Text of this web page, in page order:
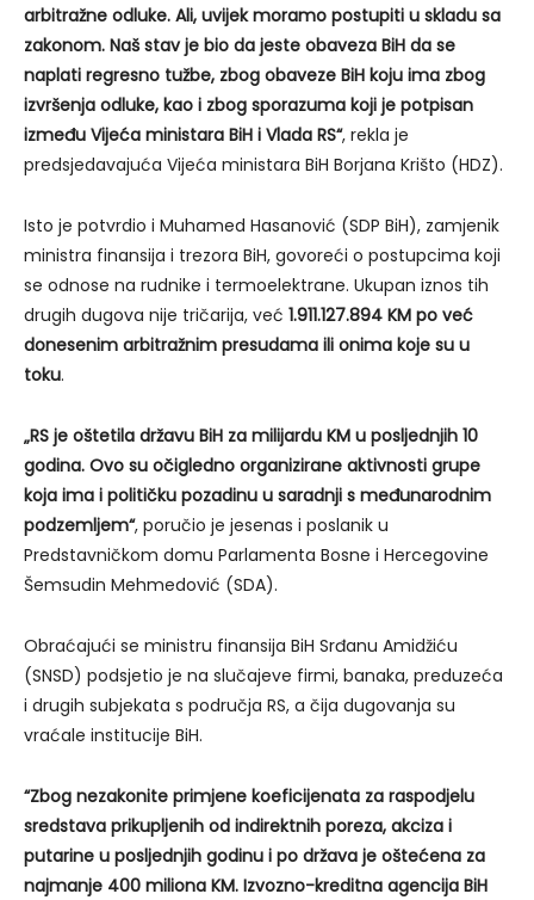
arbitražne odluke. Ali, uvijek moramo postupiti u skladu sa
zakonom. Naš stav je bio da jeste obaveza BiH da se
naplati regresno tužbe, zbog obaveze BiH koju ima zbog
izvršenja odluke, kao i zbog sporazuma koji je potpisan
između Vijeća ministara BiH i Vlada RS“, rekla je
predsjedavajuća Vijeća ministara BiH Borjana Krišto (HDZ).
Isto je potvrdio i Muhamed Hasanović (SDP BiH), zamjenik
ministra finansija i trezora BiH, govoreći o postupcima koji
se odnose na rudnike i termoelektrane. Ukupan iznos tih
drugih dugova nije tričarija, već 1.911.127.894 KM po već
donesenim arbitražnim presudama ili onima koje su u
toku.
„RS je oštetila državu BiH za milijardu KM u posljednjih 10
godina. Ovo su očigledno organizirane aktivnosti grupe
koja ima i političku pozadinu u saradnji s međunarodnim
podzemljem“, poručio je jesenas i poslanik u
Predstavničkom domu Parlamenta Bosne i Hercegovine
Šemsudin Mehmedović (SDA).
Obraćajući se ministru finansija BiH Srđanu Amidžiću
(SNSD) podsjetio je na slučajeve firmi, banaka, preduzeća
i drugih subjekata s područja RS, a čija dugovanja su
vraćale institucije BiH.
“Zbog nezakonite primjene koeficijenata za raspodjelu
sredstava prikupljenih od indirektnih poreza, akciza i
putarine u posljednjih godinu i po država je oštećena za
najmanje 400 miliona KM. Izvozno-kreditna agencija BiH